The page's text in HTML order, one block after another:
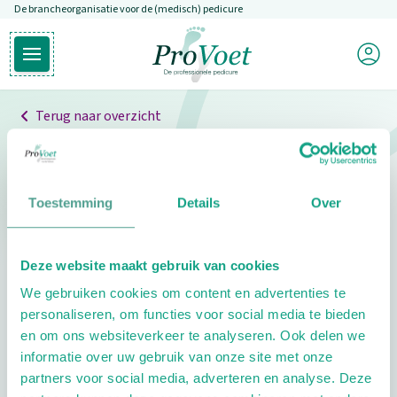
Toestemming Details Over
Deze website maakt gebruik van cookies
We gebruiken cookies om content en advertenties te
personaliseren, om functies voor social media te bieden
en om ons websiteverkeer te analyseren. Ook delen we
informatie over uw gebruik van onze site met onze
partners voor social media, adverteren en analyse. Deze
Overslaan en naar de inhoud gaan
De brancheorganisatie voor de (medisch) pedicure
Open hoofdmenu
Ga naar de homepagina
Mijn
Terug naar overzicht
Professionals
Pedicure niet gevonden
pedicure.